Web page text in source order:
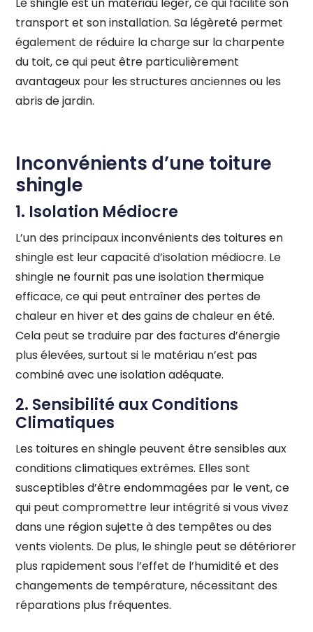
transport et son installation. Sa légèreté permet
également de réduire la charge sur la charpente
du toit, ce qui peut être particulièrement
avantageux pour les structures anciennes ou les
abris de jardin.
Inconvénients d’une toiture
shingle
1. Isolation Médiocre
L’un des principaux inconvénients des toitures en
shingle est leur capacité d’isolation médiocre. Le
shingle ne fournit pas une isolation thermique
efficace, ce qui peut entraîner des pertes de
chaleur en hiver et des gains de chaleur en été.
Cela peut se traduire par des factures d’énergie
plus élevées, surtout si le matériau n’est pas
combiné avec une isolation adéquate.
2. Sensibilité aux Conditions
Climatiques
Les toitures en shingle peuvent être sensibles aux
conditions climatiques extrêmes. Elles sont
susceptibles d’être endommagées par le vent, ce
qui peut compromettre leur intégrité si vous vivez
dans une région sujette à des tempêtes ou des
vents violents. De plus, le shingle peut se détériorer
plus rapidement sous l’effet de l’humidité et des
changements de température, nécessitant des
réparations plus fréquentes.